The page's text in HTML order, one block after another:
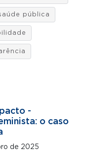
pública
-
o caso
de 2025